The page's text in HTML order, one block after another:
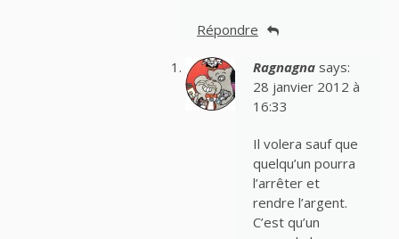
Répondre
Ragnagna says:
28 janvier 2012 à
16:33
Il volera sauf que
quelqu’un pourra
l’arrêter et
rendre l’argent.
C’est qu’un